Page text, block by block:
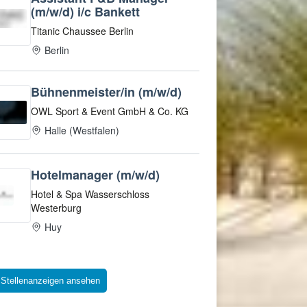
ansehen